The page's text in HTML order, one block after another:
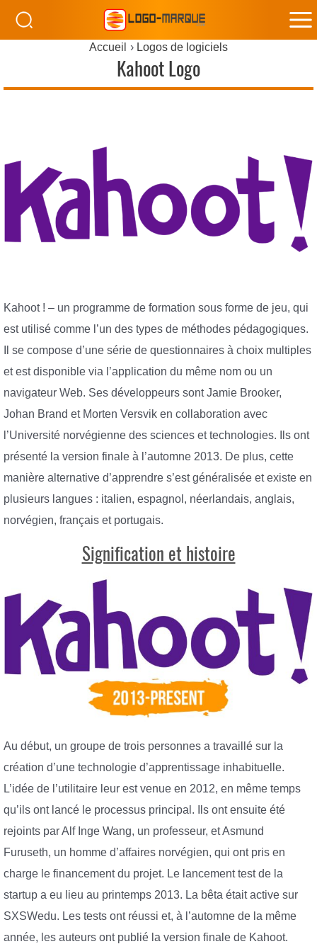
Accueil Logos de logiciels
Kahoot Logo
Kahoot ! – un programme de formation sous forme de jeu, qui
est utilisé comme l’un des types de méthodes pédagogiques.
Il se compose d’une série de questionnaires à choix multiples
et est disponible via l’application du même nom ou un
navigateur Web. Ses développeurs sont Jamie Brooker,
Johan Brand et Morten Versvik en collaboration avec
l’Université norvégienne des sciences et technologies. Ils ont
présenté la version finale à l’automne 2013. De plus, cette
manière alternative d’apprendre s’est généralisée et existe en
plusieurs langues : italien, espagnol, néerlandais, anglais,
norvégien, français et portugais.
Signification et histoire
Au début, un groupe de trois personnes a travaillé sur la
création d’une technologie d’apprentissage inhabituelle.
L’idée de l’utilitaire leur est venue en 2012, en même temps
qu’ils ont lancé le processus principal. Ils ont ensuite été
rejoints par Alf Inge Wang, un professeur, et Asmund
Furuseth, un homme d’affaires norvégien, qui ont pris en
charge le financement du projet. Le lancement test de la
startup a eu lieu au printemps 2013. La bêta était active sur
SXSWedu. Les tests ont réussi et, à l’automne de la même
année, les auteurs ont publié la version finale de Kahoot.